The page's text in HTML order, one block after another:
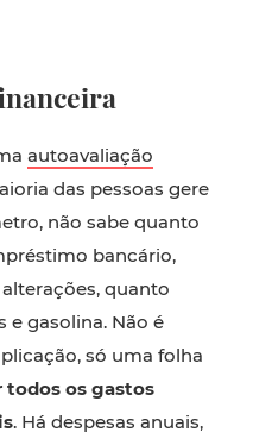
autoavaliação
das pessoas gere
não sabe quanto
bancário,
quanto
gasolina. Não é
só uma folha
todos os gastos
. Há despesas anuais,